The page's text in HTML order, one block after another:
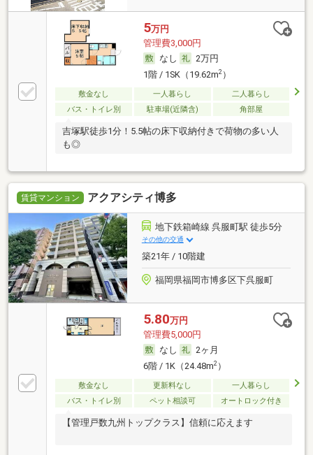
5万円
管理費3,000円
なし
2万円
1階 / 1SK（19.62m2）
敷金なし 一人暮らし
二人暮らし
バス・トイレ別
駐車場(近隣含) 角部屋
吉塚駅徒歩1分！5.5帖の床下収納付きで荷物の多い人
も◎
賃貸マンション アクアシティ博多
地下鉄箱崎線 呉服町駅 徒歩5分
その他の交通
築21年 / 10階建
福岡県福岡市博多区下呉服町
5.80万円
管理費5,000円
なし
2ヶ月
6階 / 1K（24.48m2）
敷金なし 更新料なし
一人暮らし
バス・トイレ別
ペット相談可 オートロック付き
【管理戸数九州トップクラス】信頼に応えます